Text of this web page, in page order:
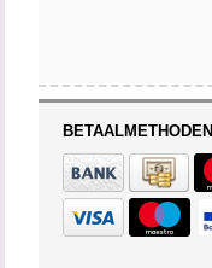
BETAALMETHODEN